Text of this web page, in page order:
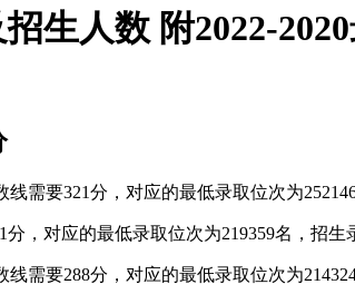
生人数 附2022-
需要321分，对应的最低录取位次为
，对应的最低录取位次为219359名，招生
需要288分，对应的最低录取位次为